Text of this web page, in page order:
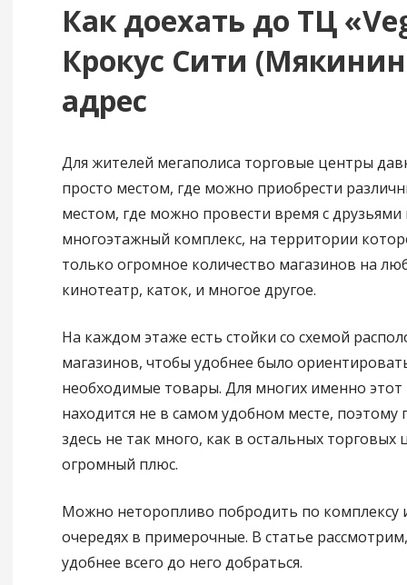
Как доехать до ТЦ
Крокус Сити
адрес
Для жителей мегаполиса торговые центры
просто местом, где можно приобрести
местом, где можно провести время с друзьями
многоэтажный комплекс, на территории
только огромное количество магазинов на
кинотеатр, каток, и многое другое.
На каждом этаже есть стойки со схемой
магазинов, чтобы удобнее было
необходимые товары. Для многих именно этот
находится не в самом удобном месте, поэтому
здесь не так много, как в остальных торговых
огромный плюс.
Можно неторопливо побродить по комплексу
очередях в примерочные. В статье
удобнее всего до него добраться.